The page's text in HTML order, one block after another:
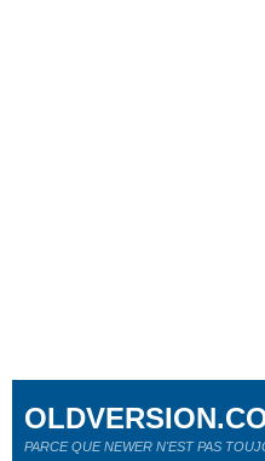
PARCE QUE NEWER N'EST PAS